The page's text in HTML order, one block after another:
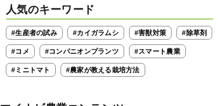
人気のキーワード
#生産者の試み #カイガラムシ #害獣対策 #除草剤
#コメ #コンパニオンプランツ #スマート農業
#ミニトマト #農家が教える栽培方法